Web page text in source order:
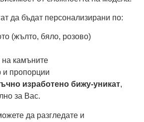
да бъдат персонализирани по:
(жълто, бяло, розово)
камъните
и пропорции
изработено бижу-уникат,
за Вас.
да разгледате и